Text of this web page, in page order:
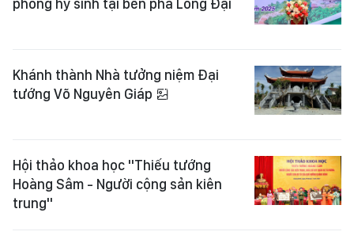
phong hy sinh tại bến phà Long Đại
Khánh thành Nhà tưởng niệm Đại
tướng Võ Nguyên Giáp
Hội thảo khoa học "Thiếu tướng
Hoàng Sâm - Người cộng sản kiên
trung"